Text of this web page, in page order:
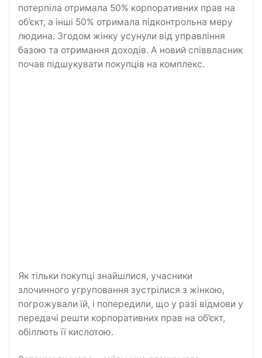
потерпіла отримала 50% корпоративних прав на
об’єкт, а інші 50% отримала підконтрольна меру
людина. Згодом жінку усунули від управління
базою та отримання доходів. А новий співвласник
почав підшукувати покупців на комплекс.
Як тільки покупці знайшлися, учасники
злочинного угруповання зустрілися з жінкою,
погрожували їй, і попередили, що у разі відмови у
передачі решти корпоративних прав на об’єкт,
обіллють її кислотою.